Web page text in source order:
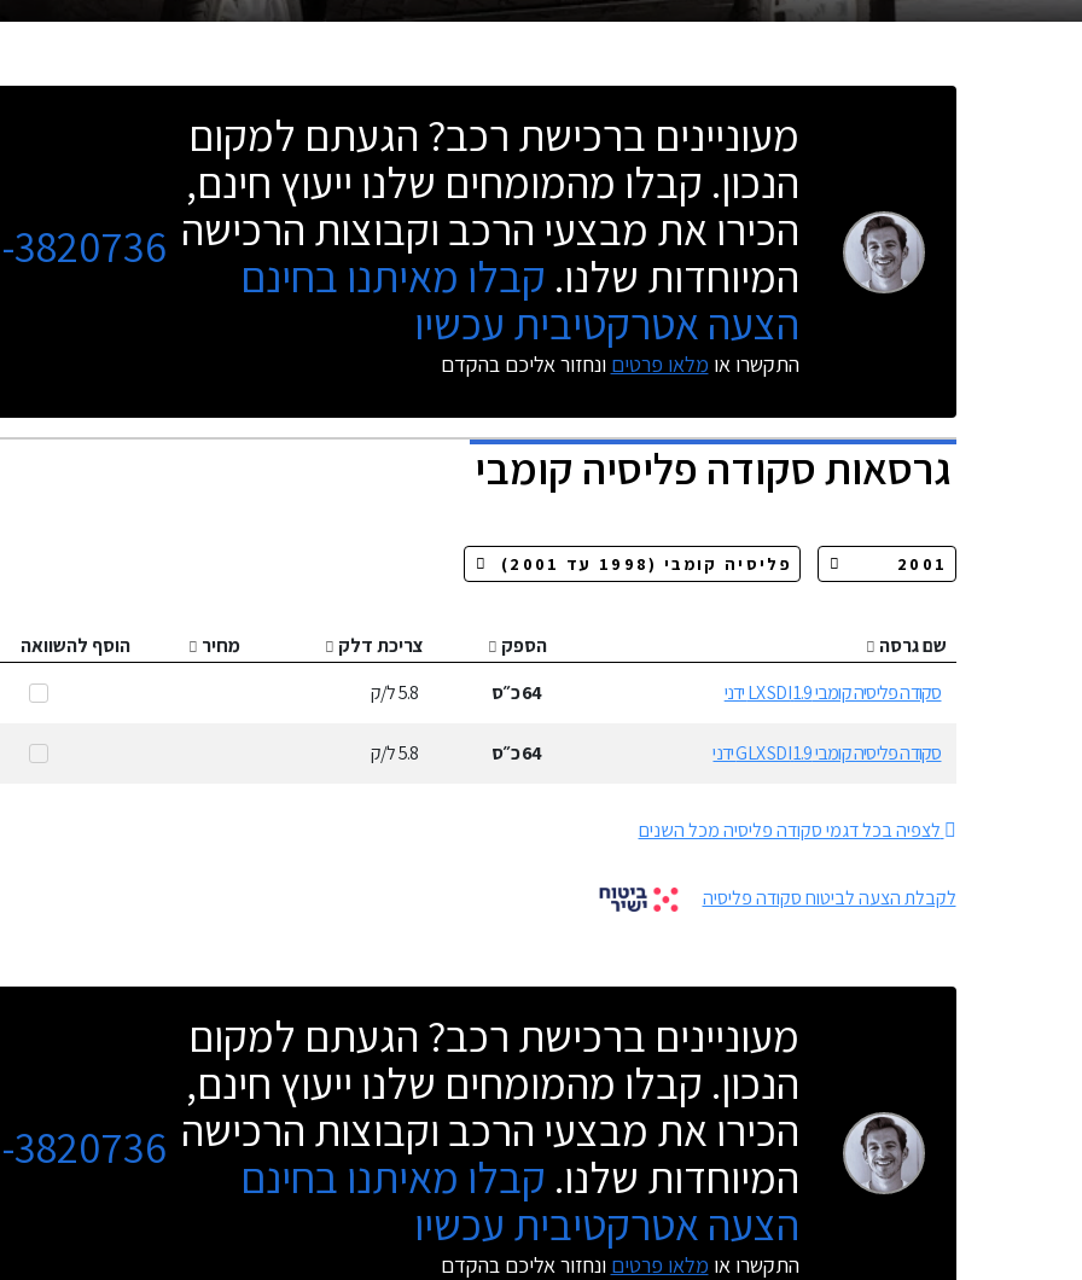
מעוניינים ברכישת רכב? הגעתם למקום
הנכון. קבלו מהמומחים שלנו ייעוץ חינם,
הכירו את מבצעי הרכב וקבוצות הרכישה
המיוחדות שלנו. קבלו מאיתנו בחינם
הצעה אטרקטיבית עכשיו
התקשרו או מלאו פרטים ונחזור אליכם בהקדם
3820736
גרסאותסקודה פליסיה קומבי
שם גרסה הספק צריכת דלק מחיר
הוסף להשוואה
סקודה פליסיה קומבי 1.9 LX SDI ידני
64כ״ס 5.8ל/ק
סקודה פליסיה קומבי 1.9 GLX SDI ידני 64כ״ס 5.8ל/ק
לצפיה בכל דגמי סקודה פליסיה מכל השנים
לקבלת הצעה לביטוח סקודה פליסיה
מעוניינים ברכישת רכב? הגעתם למקום
הנכון. קבלו מהמומחים שלנו ייעוץ חינם,
הכירו את מבצעי הרכב וקבוצות הרכישה
המיוחדות שלנו. קבלו מאיתנו בחינם
הצעה אטרקטיבית עכשיו
התקשרו או מלאו פרטים ונחזור אליכם בהקדם
3820736